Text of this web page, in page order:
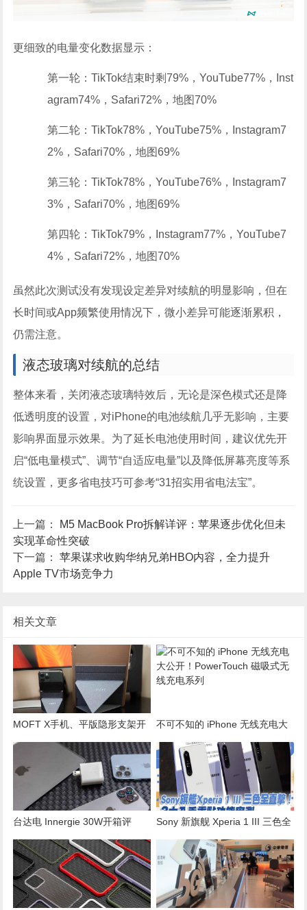
更细致的电量变化数据显示：
第一轮：TikTok结束时剩79%，YouTube77%，Inst
agram74%，Safari72%，地图70%
第二轮：TikTok78%，YouTube75%，Instagram7
2%，Safari70%，地图69%
第三轮：TikTok78%，YouTube76%，Instagram7
3%，Safari70%，地图69%
第四轮：TikTok79%，Instagram77%，YouTube7
4%，Safari72%，地图70%
虽然此次测试没有发现设定差异对续航的明显影响，但在
长时间或App频繁使用情况下，微小差异可能逐渐累积，
仍需注意。
液态玻璃对续航的总结
整体来看，关闭液态玻璃特效后，无论是深色模式还是降
低透明度的设置，对iPhone的电池续航几乎无影响，主要
影响界面显示效果。为了延长电池使用时间，建议优先开
启“低电量模式”、调节“自适应电量”以及降低屏幕亮度等系
统设置，更多省电技巧可参考“31招实用省电法宝”。
上一篇： M5 MacBook Pro拆解详评：苹果逐步优化但未
实现革命性突破
下一篇：苹果谋求收购华纳兄弟HBO内容，全力提升
Apple TV市场竞争力
相关文章
MOFT X手机、平版隐形支架开
箱：轻薄怎么摆都可以立在桌面
上
不可不知的 iPhone 无线充电大
公开！PowerTouch 磁吸式无线
充电系列
台达电 Innergie 30W开箱评
测，迷你双USB-C快充设计
Sony 新旗舰 Xperia 1 III 三色全
直击！3 大入手重点功能实测